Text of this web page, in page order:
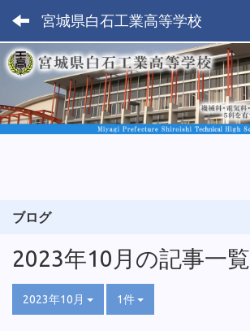
宮城県白石工業高等学校
ブログ
2023年10月の記事一覧
2023年10月 1件